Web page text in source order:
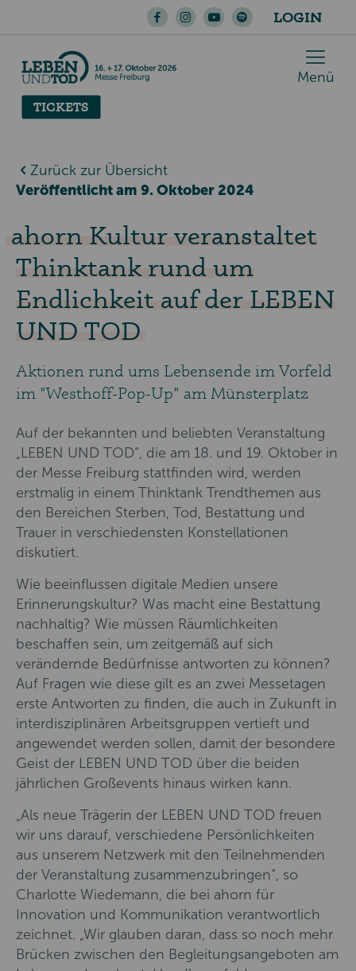
LOGIN
TICKETS
Menü
Zurück zur Übersicht
Veröffentlicht am 9. Oktober 2024
ahorn Kultur veranstaltet
Thinktank rund um
Endlichkeit auf der LEBEN
UND TOD
Aktionen rund ums Lebensende im Vorfeld
im "Westhoff-Pop-Up" am Münsterplatz
Auf der bekannten und beliebten Veranstaltung
„LEBEN UND TOD“, die am 18. und 19. Oktober in
der Messe Freiburg stattfinden wird, werden
erstmalig in einem Thinktank Trendthemen aus
den Bereichen Sterben, Tod, Bestattung und
Trauer in verschiedensten Konstellationen
diskutiert.
Wie beeinflussen digitale Medien unsere
Erinnerungskultur? Was macht eine Bestattung
nachhaltig? Wie müssen Räumlichkeiten
beschaffen sein, um zeitgemäß auf sich
verändernde Bedürfnisse antworten zu können?
Auf Fragen wie diese gilt es an zwei Messetagen
erste Antworten zu finden, die auch in Zukunft in
interdisziplinären Arbeitsgruppen vertieft und
angewendet werden sollen, damit der besondere
Geist der LEBEN UND TOD über die beiden
jährlichen Großevents hinaus wirken kann.
„Als neue Trägerin der LEBEN UND TOD freuen
wir uns darauf, verschiedene Persönlichkeiten
aus unserem Netzwerk mit den Teilnehmenden
der Veranstaltung zusammenzubringen“, so
Charlotte Wiedemann, die bei ahorn für
Innovation und Kommunikation verantwortlich
zeichnet. „Wir glauben daran, dass so noch mehr
Brücken zwischen den Begleitungsangeboten am